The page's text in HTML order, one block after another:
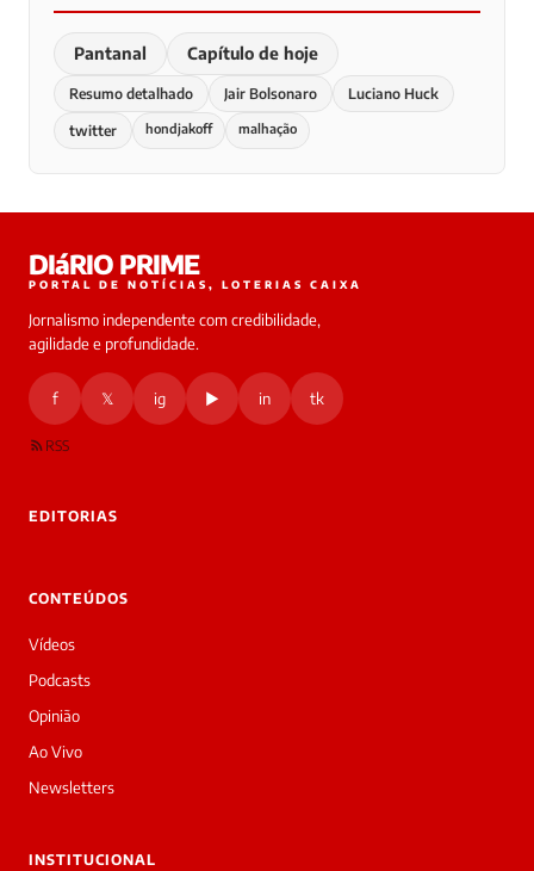
Pantanal Capítulo de hoje
Resumo detalhado Jair Bolsonaro Luciano Huck
twitter hondjakoff malhação
DIáRIO PRIME
PORTAL DE NOTÍCIAS, LOTERIAS CAIXA
Jornalismo independente com credibilidade,
agilidade e profundidade.
f 𝕏 ig ▶ in tk
RSS
EDITORIAS
CONTEÚDOS
Vídeos
Podcasts
Opinião
Ao Vivo
Newsletters
INSTITUCIONAL